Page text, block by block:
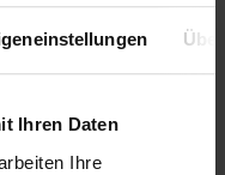
Ihren Daten
Ihre
zu
Daten